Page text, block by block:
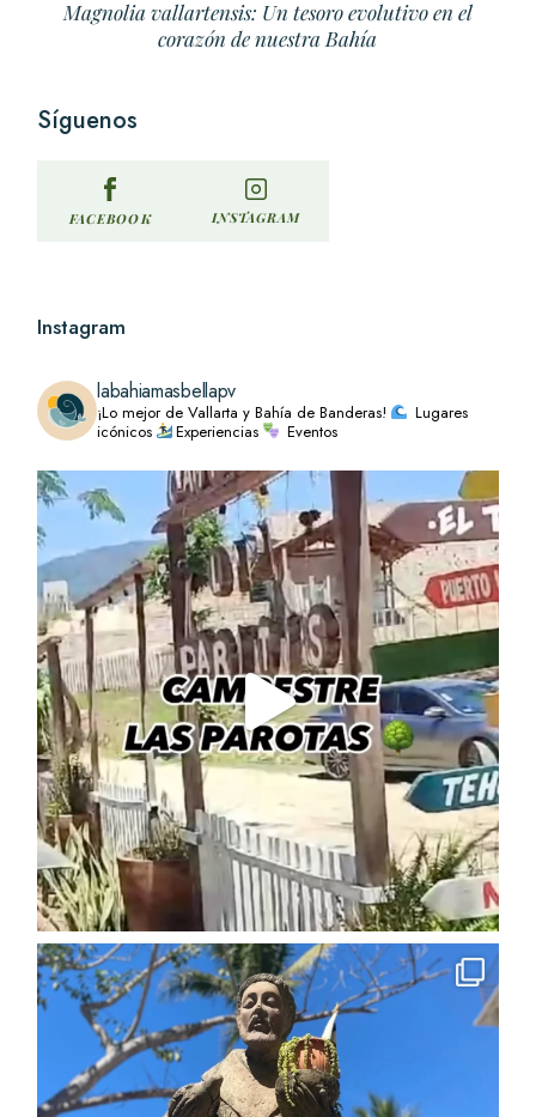
Magnolia vallartensis: Un tesoro evolutivo en el
corazón de nuestra Bahía
Síguenos
FACEBOOK INSTAGRAM
Instagram
labahiamasbellapv
¡Lo mejor de Vallarta y Bahía de Banderas!
Lugares
icónicos
Experiencias Eventos